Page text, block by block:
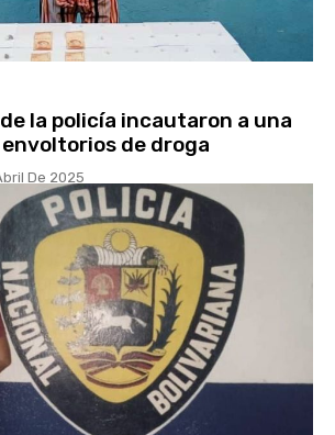
la policía incautaron a una
de droga
De 2025